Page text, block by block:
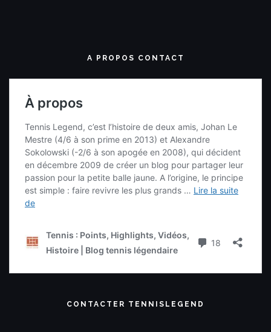
A PROPOS CONTACT
CONTACTER TENNISLEGEND